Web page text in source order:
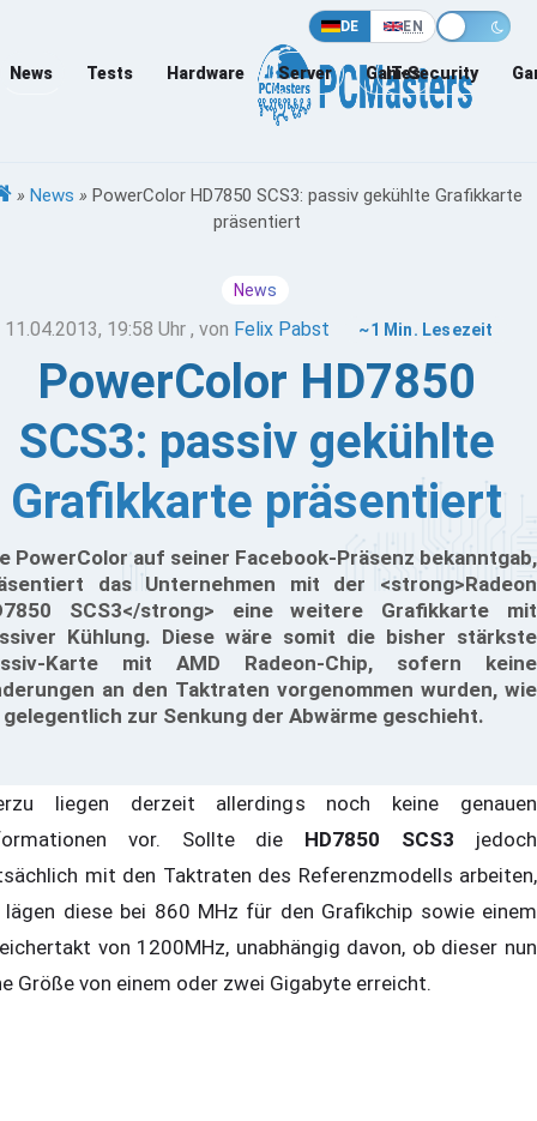
DE EN
News Tests Hardware Server Games
IT-Security
» News » PowerColor HD7850 SCS3: passiv gekühlte Grafikkarte
präsentiert
News
11.04.2013, 19:58 Uhr , von Felix Pabst ~1 Min. Lesezeit
PowerColor HD7850
SCS3: passiv gekühlte
Grafikkarte präsentiert
PowerColor auf seiner Facebook-Präsenz bekanntgab,
das Unternehmen mit der <strong>Radeon
SCS3</strong> eine weitere Grafikkarte mit
Kühlung. Diese wäre somit die bisher stärkste
Karte mit AMD Radeon-Chip, sofern keine
an den Taktraten vorgenommen wurden, wie
gelegentlich zur Senkung der Abwärme geschieht.
liegen derzeit allerdings noch keine genauen
vor. Sollte die HD7850 SCS3 jedoch
mit den Taktraten des Referenzmodells arbeiten,
lägen diese bei 860 MHz für den Grafikchip sowie einem
von 1200MHz, unabhängig davon, ob dieser nun
Größe von einem oder zwei Gigabyte erreicht.